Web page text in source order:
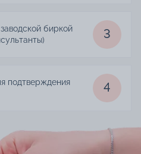
биркой
3
подтверждения
4